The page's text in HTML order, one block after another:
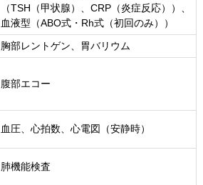
（TSH（甲状腺）、CRP（炎症反応））、
血液型（ABO式・Rh式（初回のみ））
胸部レントゲン、胃バリウム
腹部エコー
血圧、心拍数、心電図（安静時）
肺機能検査